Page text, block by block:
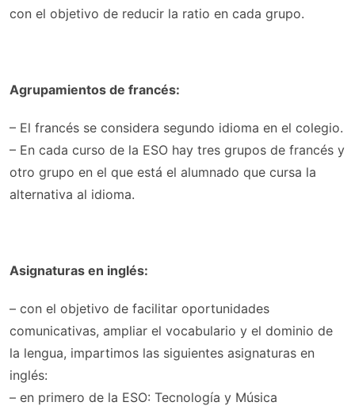
con el objetivo de reducir la ratio en cada grupo.
Agrupamientos de francés:
– El francés se considera segundo idioma en el colegio.
– En cada curso de la ESO hay tres grupos de francés y
otro grupo en el que está el alumnado que cursa la
alternativa al idioma.
Asignaturas en inglés:
– con el objetivo de facilitar oportunidades
comunicativas, ampliar el vocabulario y el dominio de
la lengua, impartimos las siguientes asignaturas en
inglés:
– en primero de la ESO: Tecnología y Música